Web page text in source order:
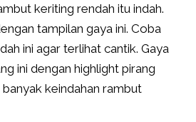
keriting rendah itu indah.
tampilan gaya ini. Coba
ini agar terlihat cantik. Gaya
ini dengan highlight pirang
keindahan rambut